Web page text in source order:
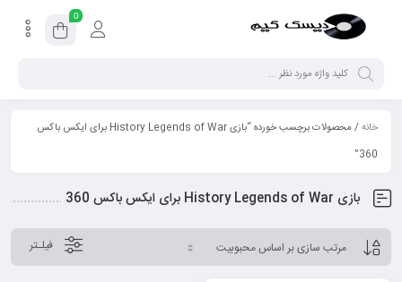
0
خانه
/ محصولات برچسب خورده “بازی History Legends of War برای ایکس باکس
360”
بازی History Legends of War برای ایکس باکس 360
فیلـتر